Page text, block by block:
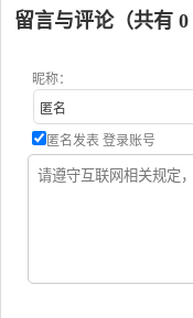
留言与评论（共有 0
昵称：
匿名发表 登录账号